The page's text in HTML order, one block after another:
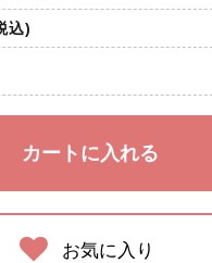
込)
お気に入り